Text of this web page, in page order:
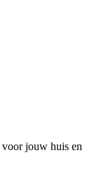
voor jouw huis en